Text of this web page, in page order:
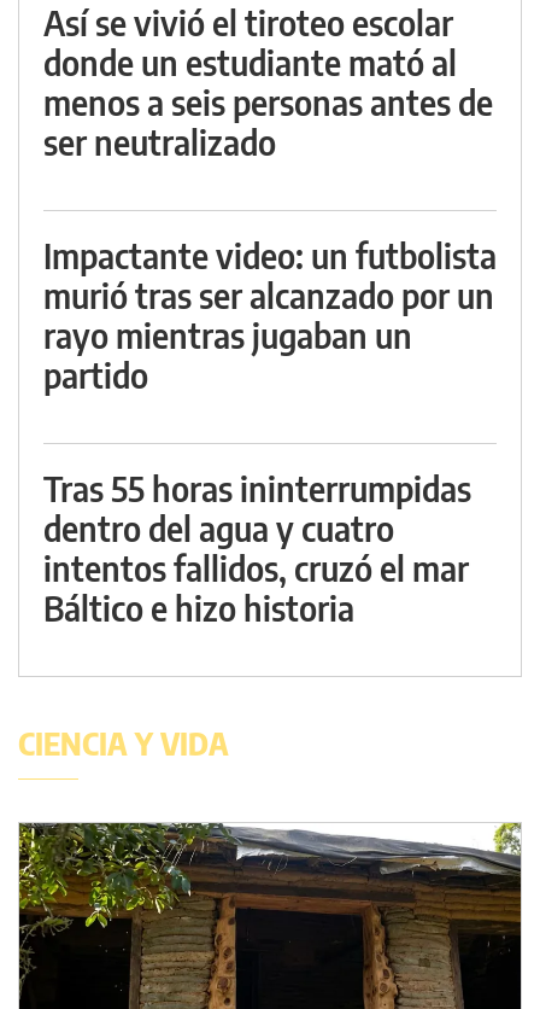
Así se vivió el tiroteo escolar
donde un estudiante mató al
menos a seis personas antes de
ser neutralizado
Impactante video: un futbolista
murió tras ser alcanzado por un
rayo mientras jugaban un
partido
Tras 55 horas ininterrumpidas
dentro del agua y cuatro
intentos fallidos, cruzó el mar
Báltico e hizo historia
CIENCIA Y VIDA